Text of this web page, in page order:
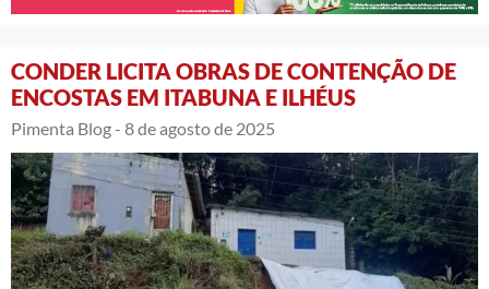
CONDER LICITA OBRAS DE CONTENÇÃO DE
ENCOSTAS EM ITABUNA E ILHÉUS
Pimenta Blog - 8 de agosto de 2025